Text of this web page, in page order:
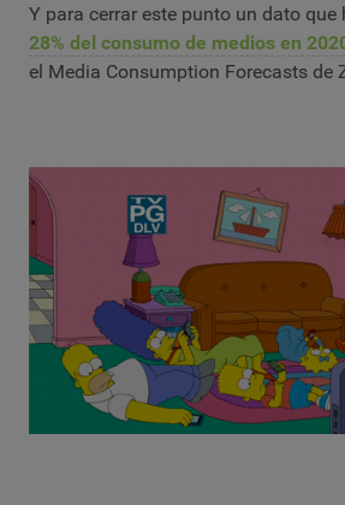
Y para cerrar este punto un dato que
28% del consumo de medios en
el Media Consumption Forecasts de